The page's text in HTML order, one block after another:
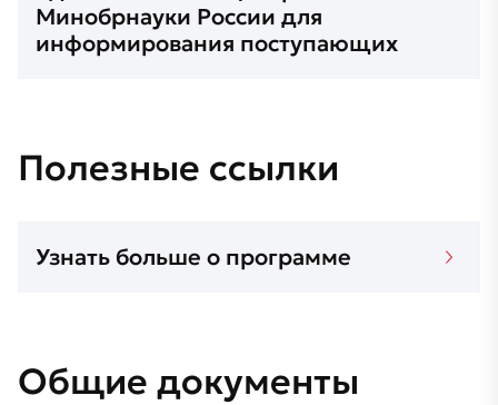
Минобрнауки России для
информирования поступающих
Полезные ссылки
Узнать больше о программе
Общие документы